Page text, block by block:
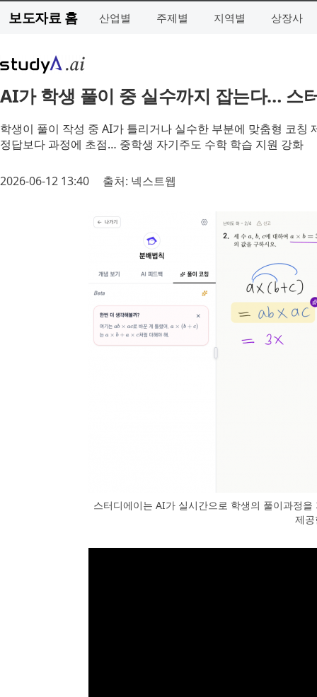
보도자료 홈 산업별 주제별 지역별 상장사
AI가 학생 풀이 중 실수까지 잡는다… 스
학생이 풀이 작성 중 AI가 틀리거나 실수한 부분에 맞춤형 코칭
정답보다 과정에 초점… 중학생 자기주도 수학 학습 지원 강화
2026-06-12 13:40 출처: 넥스트웹
스터디에이는 AI가 실시간으로 학생의 풀이과정
제